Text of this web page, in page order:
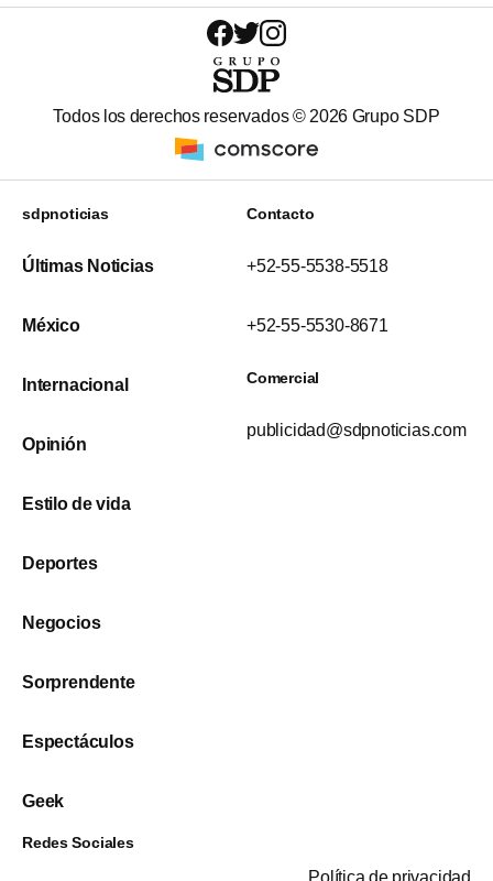
Todos los derechos reservados © 2026 Grupo SDP
sdpnoticias
Últimas Noticias
México
Internacional
Opinión
Estilo de vida
Deportes
Negocios
Sorprendente
Espectáculos
Geek
Contacto
+52-55-5538-5518
+52-55-5530-8671
Comercial
publicidad@sdpnoticias.com
Redes Sociales
Política de privacidad